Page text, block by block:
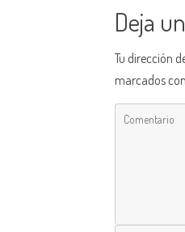
Deja
Tu dirección
marcados